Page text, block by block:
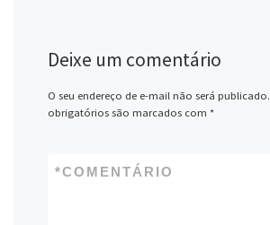
Deixe um comentário
O seu endereço de e-mail não será publicado.
obrigatórios são marcados com *
COMENTÁRIO
*